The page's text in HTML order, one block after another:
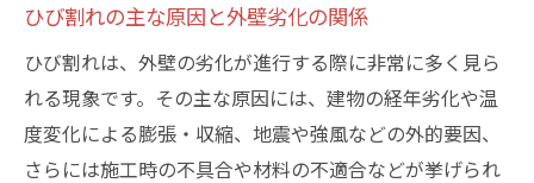
ひび割れによる建物内部への影響と対策
外壁の浮き現象と隙間発生の危険性
隙間が引き起こす劣化とそのリスク
外壁ひび割れ放置による保証リスクも考慮
ひび割れの主な原因と外壁劣化の関係
ひび割れは、外壁の劣化が進行する際に非常に多く見ら
れる現象です。その主な原因には、建物の経年劣化や温
度変化による膨張・収縮、地震や強風などの外的要因、
さらには施工時の不具合や材料の不適合などが挙げられ